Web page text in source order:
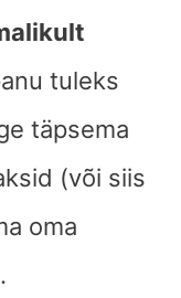
tuleks
täpsema
(või siis
oma